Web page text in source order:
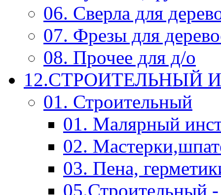
06. Сверла для
07. Фрезы для
08. Прочее для д/о
12.СТРОИТЕЛЬНЫЙ
01. Строительный
01. Малярный
02.
03. Пена,
05.Строительный